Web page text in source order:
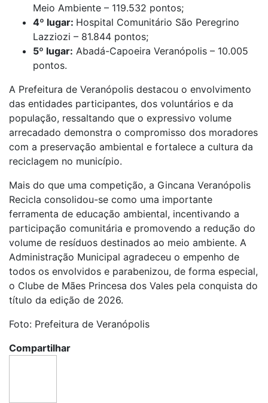
Meio Ambiente – 119.532 pontos;
4º lugar: Hospital Comunitário São Peregrino
Lazziozi – 81.844 pontos;
5º lugar: Abadá-Capoeira Veranópolis – 10.005
pontos.
A Prefeitura de Veranópolis destacou o envolvimento
das entidades participantes, dos voluntários e da
população, ressaltando que o expressivo volume
arrecadado demonstra o compromisso dos moradores
com a preservação ambiental e fortalece a cultura da
reciclagem no município.
Mais do que uma competição, a Gincana Veranópolis
Recicla consolidou-se como uma importante
ferramenta de educação ambiental, incentivando a
participação comunitária e promovendo a redução do
volume de resíduos destinados ao meio ambiente. A
Administração Municipal agradeceu o empenho de
todos os envolvidos e parabenizou, de forma especial,
o Clube de Mães Princesa dos Vales pela conquista do
título da edição de 2026.
Foto: Prefeitura de Veranópolis
Compartilhar